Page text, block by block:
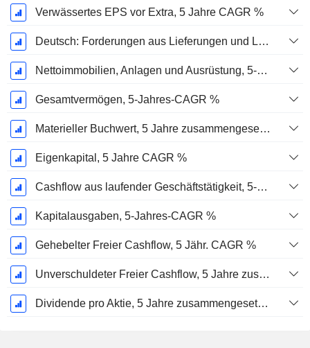
Verwässertes EPS vor Extra, 5 Jahre CAGR %
Deutsch: Forderungen aus Lieferungen und Leistungen, 5-Jahres-CAGR %
Nettoimmobilien, Anlagen und Ausrüstung, 5-Jahres-CAGR %
Gesamtvermögen, 5-Jahres-CAGR %
Materieller Buchwert, 5 Jahre zusammengesetzte jährliche Wachstumsrate %
Eigenkapital, 5 Jahre CAGR %
Cashflow aus laufender Geschäftstätigkeit, 5-Jahres-CAGR %
Kapitalausgaben, 5-Jahres-CAGR %
Gehebelter Freier Cashflow, 5 Jähr. CAGR %
Unverschuldeter Freier Cashflow, 5 Jahre zusammengesetzte jährliche Wachstumsrate %
Dividende pro Aktie, 5 Jahre zusammengesetzte jährliche Wachstumsrate %